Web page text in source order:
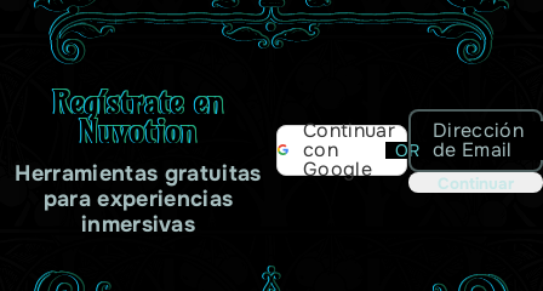
Regístrate en
Nuvotion
Herramientas gratuitas
para experiencias
inmersivas
Continuar
con
Google
OR
Dirección
de Email
Continuar